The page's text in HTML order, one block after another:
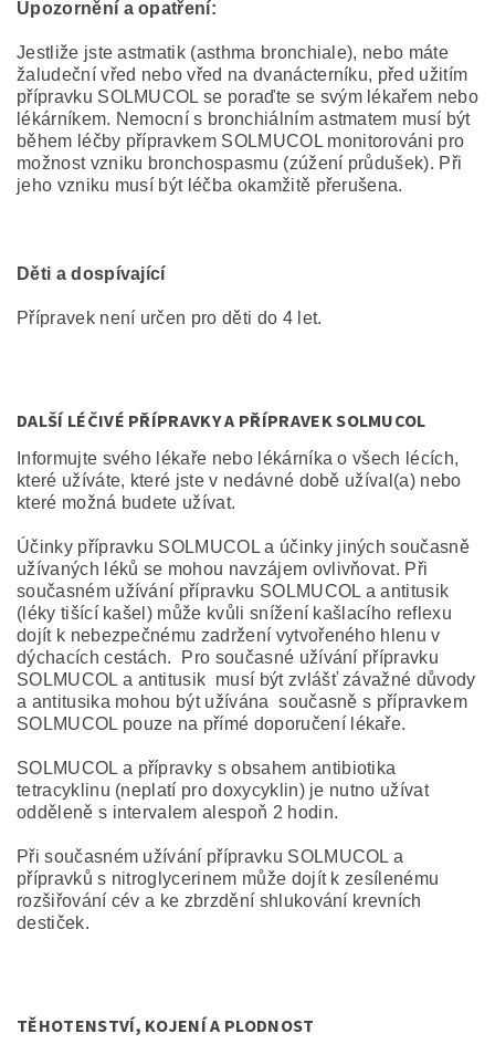
Upozornění a opatření:
Jestliže jste astmatik (asthma bronchiale), nebo máte
žaludeční vřed nebo vřed na dvanácterníku, před užitím
přípravku SOLMUCOL se poraďte se svým lékařem nebo
lékárníkem. Nemocní s bronchiálním astmatem musí být
během léčby přípravkem SOLMUCOL monitorováni pro
možnost vzniku bronchospasmu (zúžení průdušek). Při
jeho vzniku musí být léčba okamžitě přerušena.
Děti a dospívající
Přípravek není určen pro děti do 4 let.
DALŠÍ LÉČIVÉ PŘÍPRAVKY A PŘÍPRAVEK SOLMUCOL
Informujte svého lékaře nebo lékárníka o všech lécích,
které užíváte, které jste v nedávné době užíval(a) nebo
které možná budete užívat.
Účinky přípravku SOLMUCOL a účinky jiných současně
užívaných léků se mohou navzájem ovlivňovat. Při
současném užívání přípravku SOLMUCOL a antitusik
(léky tišící kašel) může kvůli snížení kašlacího reflexu
dojít k nebezpečnému zadržení vytvořeného hlenu v
dýchacích cestách. Pro současné užívání přípravku
SOLMUCOL a antitusik musí být zvlášť závažné důvody
a antitusika mohou být užívána současně s přípravkem
SOLMUCOL pouze na přímé doporučení lékaře.
SOLMUCOL a přípravky s obsahem antibiotika
tetracyklinu (neplatí pro doxycyklin) je nutno užívat
odděleně s intervalem alespoň 2 hodin.
Při současném užívání přípravku SOLMUCOL a
přípravků s nitroglycerinem může dojít k zesílenému
rozšiřování cév a ke zbrzdění shlukování krevních
destiček.
TĚHOTENSTVÍ, KOJENÍ A PLODNOST